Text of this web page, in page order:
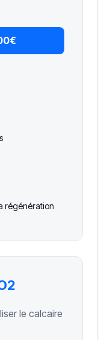
régénération
le calcaire